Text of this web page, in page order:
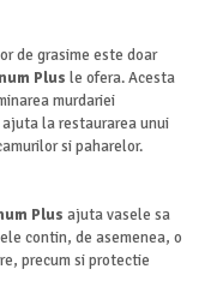
de grasime este doar
Plus le ofera. Acesta
murdariei
la restaurarea unui
si paharelor.
Plus ajuta vasele sa
contin, de asemenea, o
precum si protectie